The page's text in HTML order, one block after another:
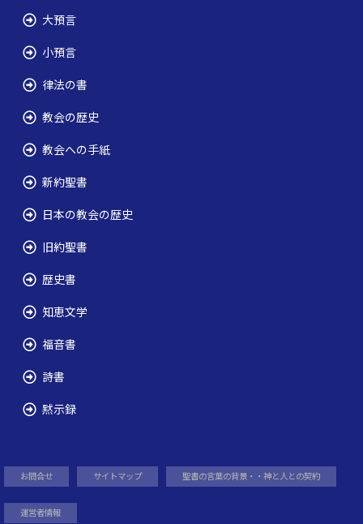
大預言
小預言
律法の書
教会の歴史
教会への手紙
新約聖書
日本の教会の歴史
旧約聖書
歴史書
知恵文学
福音書
詩書
黙示録
お問合せ サイトマップ 聖書の言葉の背景・・神と人との契約
運営者情報